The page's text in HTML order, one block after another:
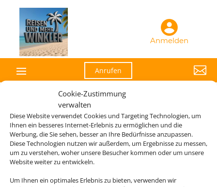
Cookie-Zustimmung
verwalten
Diese Website verwendet Cookies und Targeting Technologien, um
Ihnen ein besseres Internet-Erlebnis zu ermöglichen und die
Werbung, die Sie sehen, besser an Ihre Bedürfnisse anzupassen.
Diese Technologien nutzen wir außerdem, um Ergebnisse zu messen,
um zu verstehen, woher unsere Besucher kommen oder um unsere
Website weiter zu entwickeln.
Um Ihnen ein optimales Erlebnis zu bieten, verwenden wir
Anmelden
Anrufen 
Die Abwicklung der Buchung übernimmt Schmetterling
International GmbH & Co.KG im Auftrag des Webseiteninhabers.